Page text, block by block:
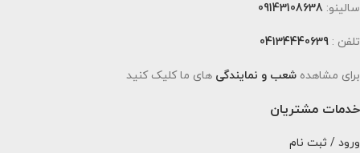
سالینو: 09143108638
تلفن : 04134440639
برای مشاهده شعب و نمایندگی های ما کلیک کنید
خدمات مشتریان
ورود / ثبت نام